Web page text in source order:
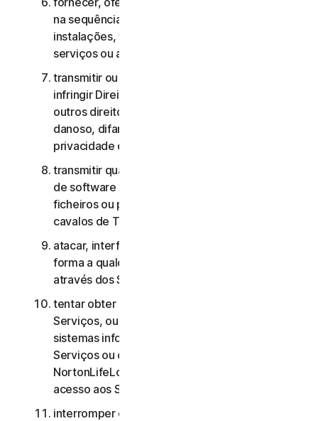
na sequência de um contrato de gestão de
instalações, timesharing, fornecimento de
serviços ou agenciamento de serviços;
transmitir ou armazenar material que possa
infringir Direitos de Propriedade Intelectual ou
outros direitos de terceiros ou que seja ilegal,
danoso, difamatório, injurioso ou invasivo da
privacidade de terceiros;
transmitir qualquer material que contenha vírus
de software ou outro código informático,
ficheiros ou programas prejudiciais, como
cavalos de Troia, worms ou time bombs;
atacar, interferir, negar o serviço de qualquer
forma a qualquer outra rede, computador ou nó
através dos Serviços;
tentar obter acesso não autorizado a quaisquer
Serviços, ou às contas de outros utilizadores, ou
sistemas informáticos ou redes ligados aos
Serviços ou contornar quaisquer medidas que a
NortonLifeLock utilize para evitar ou restringir o
acesso aos Serviços;
interromper ou interferir com servidores ou